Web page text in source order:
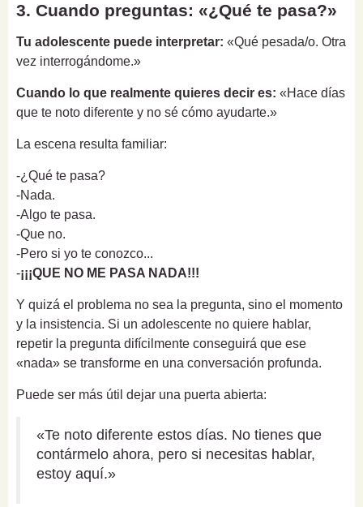
3. Cuando preguntas: «¿Qué te pasa?»
Tu adolescente puede interpretar: «Qué pesada/o. Otra
vez interrogándome.»
Cuando lo que realmente quieres decir es: «Hace días
que te noto diferente y no sé cómo ayudarte.»
La escena resulta familiar:
-¿Qué te pasa?
-Nada.
-Algo te pasa.
-Que no.
-Pero si yo te conozco...
-¡¡¡QUE NO ME PASA NADA!!!
Y quizá el problema no sea la pregunta, sino el momento
y la insistencia. Si un adolescente no quiere hablar,
repetir la pregunta difícilmente conseguirá que ese
«nada» se transforme en una conversación profunda.
Puede ser más útil dejar una puerta abierta:
«Te noto diferente estos días. No tienes que
contármelo ahora, pero si necesitas hablar,
estoy aquí.»